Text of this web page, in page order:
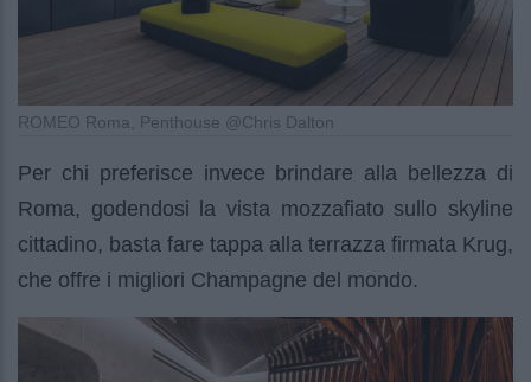
ROMEO Roma, Penthouse @Chris Dalton
Per chi preferisce invece brindare alla bellezza di
Roma, godendosi la vista mozzafiato sullo skyline
cittadino, basta fare tappa alla terrazza firmata Krug,
che offre i migliori Champagne del mondo.